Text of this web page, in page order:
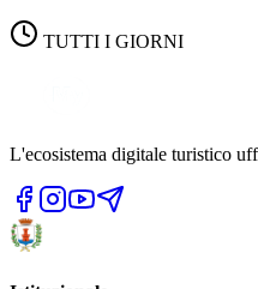
TUTTI I GIORNI
L'ecosistema digitale turistico